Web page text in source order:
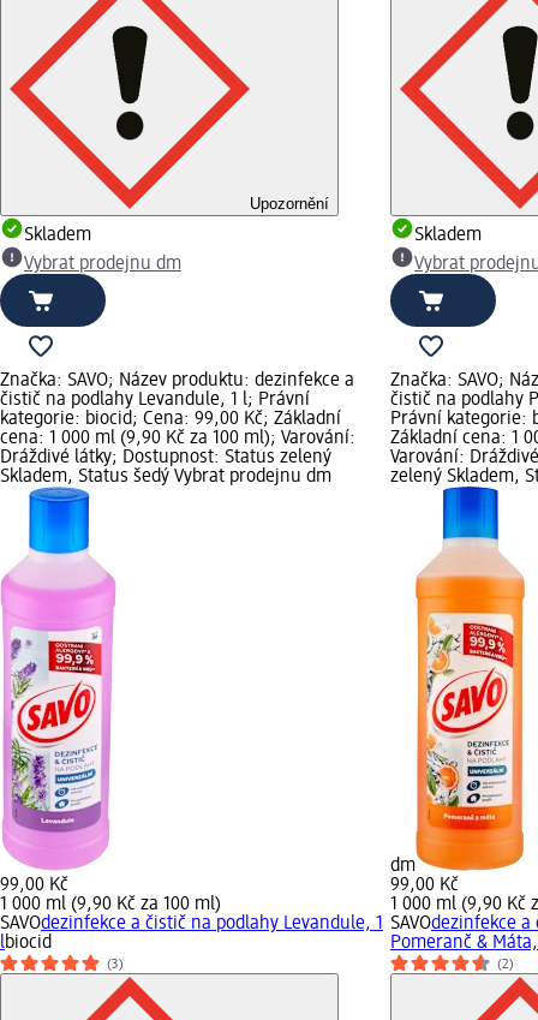
Upozornění
Skladem
Vybrat prodejnu dm
Skladem
Vybrat
Značka: SAVO; Název produktu: dezinfekce a
čistič na podlahy Levandule, 1 l; Právní
kategorie: biocid; Cena: 99,00 Kč; Základní
cena: 1 000 ml (9,90 Kč za 100 ml); Varování:
Dráždivé látky; Dostupnost: Status zelený
Skladem, Status šedý Vybrat prodejnu dm
99,00 Kč
1 000 ml (9,90 Kč za 100 ml)
SAVOdezinfekce a čistič na podlahy Levandule, 1
lbiocid
(3)
Značka: SAVO;
čistič na podlahy
Právní kategorie:
Základní cena: 1
Varování:
zelený Skladem,
dm
99,00 Kč
1 000 ml (9,90 Kč
SAVOdezinfekce a
Pomeranč &
(2)